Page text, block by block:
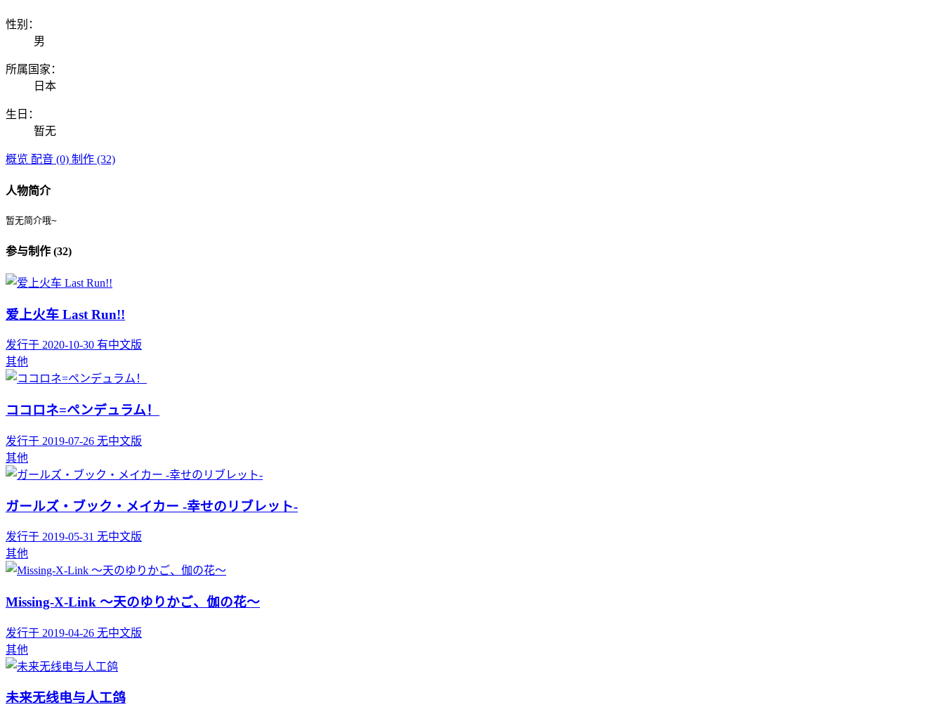
性别：
男
所属国家：
日本
生日：
暂无
概览 配音 (0) 制作 (32)
人物简介
暂无简介哦~
参与制作 (32)
爱上火车 Last Run!!
发行于 2020-10-30 有中文版
其他
ココロネ=ペンデュラム！
发行于 2019-07-26 无中文版
其他
ガールズ・ブック・メイカー -幸せのリブレット-
发行于 2019-05-31 无中文版
其他
Missing-X-Link ～天のゆりかご、伽の花～
发行于 2019-04-26 无中文版
其他
未来无线电与人工鸽